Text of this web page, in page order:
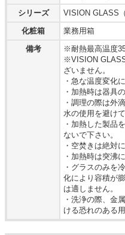
シリーズ
VISION GLASS
化粧箱
業務用箱
備考
※耐熱最高温度
※VISION
ざいません。
・急な温度変化
・加熱時は器具
・調理の際は外
水の使用を避けて
・加熱した製品
ないで下さい。
・空焚きは絶対
・加熱時は突沸
・グラスのみを
化により容積が
は適しません。
・洗浄の際、金
ける恐れのある